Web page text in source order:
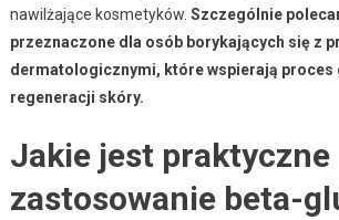
nawilżające kosmetyków. Szczególnie
przeznaczone dla osób borykających się z
dermatologicznymi, które wspierają proces
regeneracji skóry.
Jakie jest praktyczne
zastosowanie beta-